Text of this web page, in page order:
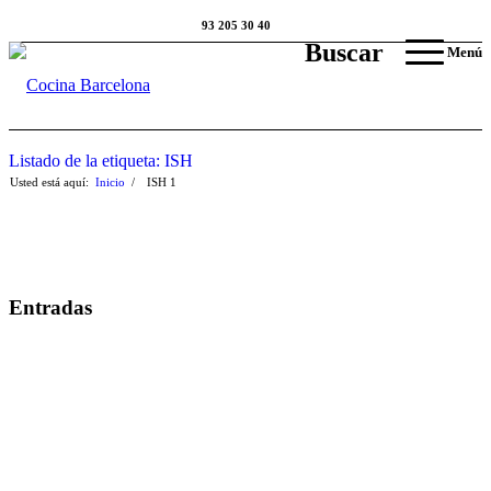
93 205 30 40
Buscar Menú
Listado de la etiqueta: ISH
Usted está aquí: Inicio 1
/ ISH
Entradas